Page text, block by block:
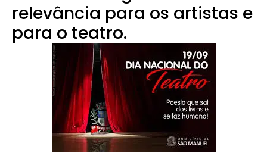
relevância para os artistas e
para o teatro.